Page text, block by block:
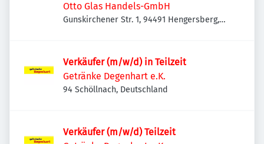
Otto Glas Handels-GmbH
Gunskirchener Str. 1, 94491 Hengersberg,
Verkäufer (m/w/d) in Teilzeit
Getränke Degenhart e.K.
94 Schöllnach, Deutschland
Verkäufer (m/w/d) Teilzeit